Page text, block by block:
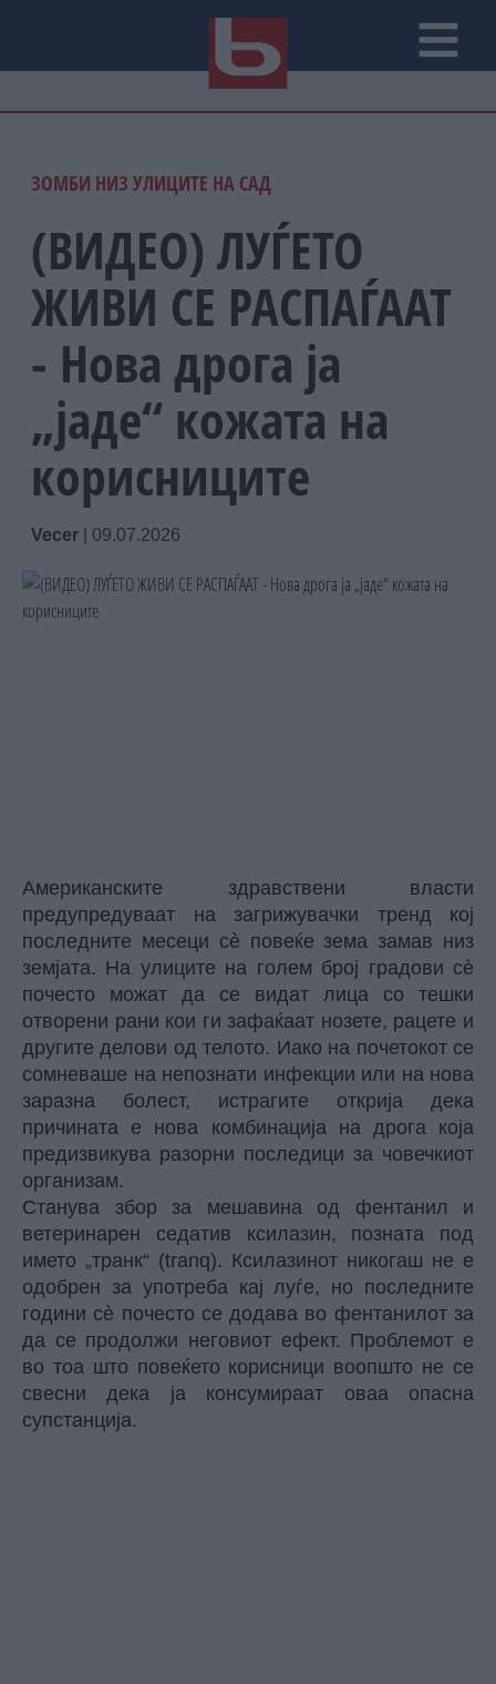
ЗОМБИ НИЗ УЛИЦИТЕ НА САД
(ВИДЕО) ЛУЃЕТО
ЖИВИ СЕ РАСПАЃААТ
- Нова дрога ја
„јаде“ кожата на
корисниците
Vecer 09.07.2026
Американските здравствени власти
предупредуваат на загрижувачки тренд кој
последните месеци сè повеќе зема замав низ
земјата. На улиците на голем број градови сè
почесто можат да се видат лица со тешки
отворени рани кои ги зафаќаат нозете, рацете и
другите делови од телото. Иако на почетокот се
сомневаше на непознати инфекции или на нова
заразна болест, истрагите открија дека
причината е нова комбинација на дрога која
предизвикува разорни последици за човечкиот
организам.
Станува збор за мешавина од фентанил и
ветеринарен седатив ксилазин, позната под
името „транк“ (tranq). Ксилазинот никогаш не е
одобрен за употреба кај луѓе, но последните
години сè почесто се додава во фентанилот за
да се продолжи неговиот ефект. Проблемот е
во тоа што повеќето корисници воопшто не се
свесни дека ја консумираат оваа опасна
супстанција.